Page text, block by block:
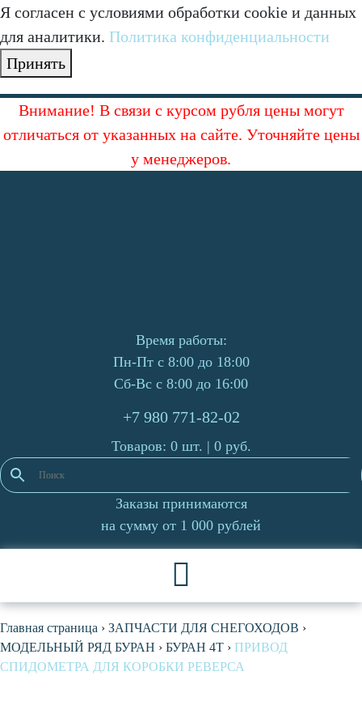
Я согласен с условиями обработки cookie и данных
для аналитики. Политика конфиденциальности
Принять
Внимание! В связи с курсом рубля цены могут
отличаться от указанных на сайте. Уточняйте цены
у менеджеров.
Время работы:
Пн-Пт с 8:00 до 18:00
Сб-Вс с 8:00 до 16:00
+7 980 771-82-02
Товаров: 0 шт. | 0руб.
Заказы принимаются
на сумму от 1 000 рублей
Главная страница › ЗАПЧАСТИ ДЛЯ СНЕГОХОДОВ ›
МОДЕЛЬНЫЙ РЯД БУРАН › БУРАН 4Т › ПРИВОД
СПИДОМЕТРА ДЛЯ КОРОБКИ РЕВЕРСА